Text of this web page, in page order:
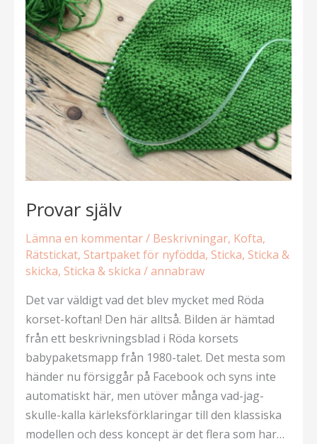
Provar själv
Lämna en kommentar/ Beskrivningar, Kofta,
Rätstickat, Startpaket för nyfödda, Sticka, Sticka &
skicka, Sticka & skicka /annabraw
Det var väldigt vad det blev mycket med Röda
korset-koftan! Den här alltså. Bilden är hämtad
från ett beskrivningsblad i Röda korsets
babypaketsmapp från 1980-talet. Det mesta som
händer nu försiggår på Facebook och syns inte
automatiskt här, men utöver många vad-jag-
skulle-kalla kärleksförklaringar till den klassiska
modellen och dess koncept är det flera som har…